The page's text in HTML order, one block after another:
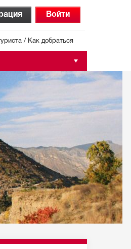
Войти
/ Как добраться